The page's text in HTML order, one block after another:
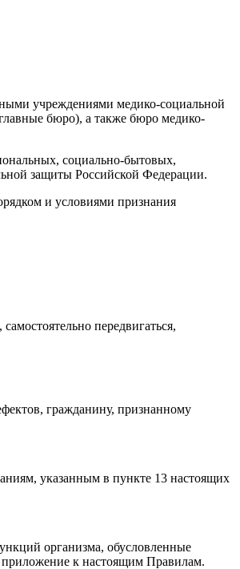
учреждениями медико-социальной
бюро), а также бюро медико-
социально-бытовых,
защиты Российской Федерации.
и условиями признания
передвигаться,
гражданину, признанному
указанным в пункте 13 настоящих
организма, обусловленные
к настоящим Правилам.